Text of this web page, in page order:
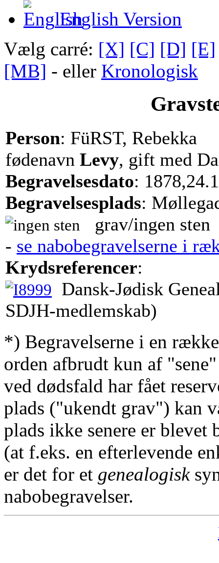
English Version
Vælg carré: [X] [C] [D] [E]
[MB] - eller Kronologisk
Person: FüRST, Rebekka
fødenavn Levy, gift med
Begravelsesdato:
Begravelsesplads:
grav/ingen sten
- se nabobegravelserne i
Krydsreferencer:
Dansk-Jødisk
SDJH-medlemskab)
*) Begravelserne i en
orden afbrudt kun af
ved dødsfald har fået
plads ("ukendt grav") kan
plads ikke senere er
(at f.eks. en efterlevende
er det for et genealogisk
nabobegravelser.